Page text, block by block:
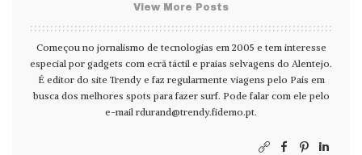
View More Posts
Começou no jornalismo de tecnologias em 2005 e tem interesse
especial por gadgets com ecrã táctil e praias selvagens do Alentejo.
É editor do site Trendy e faz regularmente viagens pelo País em
busca dos melhores spots para fazer surf. Pode falar com ele pelo
e-mail rdurand@trendy.fidemo.pt.